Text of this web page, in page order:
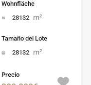
Wohnfläche
28132 m²
Tamaño del Lote
28132 m²
Precio